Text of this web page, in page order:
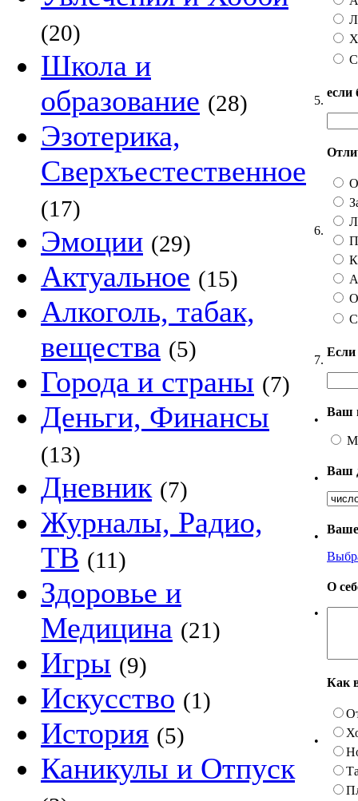
(20)
Школа и
образование (28)
Эзотерика,
Сверхъестественное
(17)
Эмоции (29)
Актуальное (15)
Алкоголь, табак,
вещества (5)
Города и страны (7)
Деньги, Финансы
(13)
Дневник (7)
Журналы, Радио,
ТВ (11)
Здоровье и
Медицина (21)
Игры (9)
Искусство (1)
История (5)
Каникулы и Отпуск
5.
если
6.
7.
•
Ваш
•
Ваш
•
Ваше
•
О
•
Как